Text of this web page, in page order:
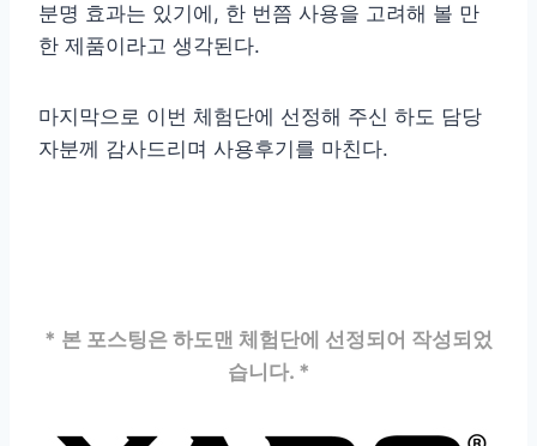
분명 효과는 있기에, 한 번쯤 사용을 고려해 볼 만
한 제품이라고 생각된다.
마지막으로 이번 체험단에 선정해 주신 하도 담당
자분께 감사드리며 사용후기를 마친다.
* 본 포스팅은 하도맨 체험단에 선정되어 작성되었
습니다. *